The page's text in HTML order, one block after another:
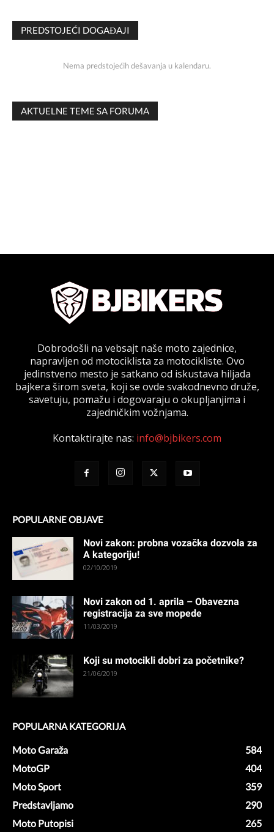
PREDSTOJEĆI DOGAĐAJI
AKTUELNE TEME SA FORUMA
Dobrodošli na vebsajt naše moto zajednice,
napravljen od motociklista za motocikliste. Ovo
jedinstveno mesto je satkano od iskustava hiljada
bajkera širom sveta, koji se ovde svakodnevno druže,
savetuju, pomažu i dogovaraju o okupljanjima i
zajedničkim vožnjama.
Kontaktirajte nas: info@bjbikers.com
POPULARNE OBJAVE
Novi zakon: probna vozačka dozvola za
A kategoriju!
02/10/2019
Novi zakon od 1. aprila – Obavezna
registracija za sve mopede
11/03/2019
Koji su motocikli dobri za početnike?
21/06/2019
POPULARNA KATEGORIJA
Moto Garaža
584
MotoGP
404
Moto Sport
359
Predstavljamo
290
Moto Putopisi
265